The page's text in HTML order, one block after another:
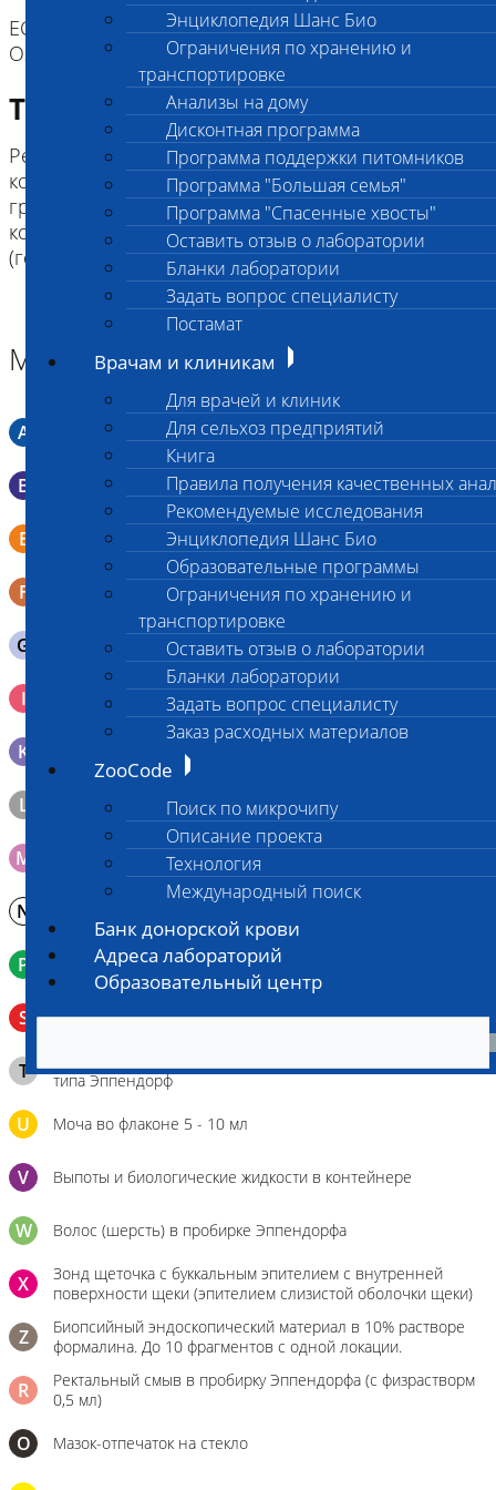
Энциклопедия Шанс Био
Ограничения по хранению и
транспортировке
Анализы на дому
Дисконтная программа
Программа поддержки питомников
Программа "Большая семья"
Программа "Спасенные хвосты"
Оставить отзыв о лаборатории
Бланки лаборатории
Задать вопрос специалисту
Постамат
Врачам и клиникам
Для врачей и клиник
Для сельхоз предприятий
Книга
Правила получения качественных
Рекомендуемые исследования
Энциклопедия Шанс Био
Образовательные программы
Ограничения по хранению и
транспортировке
Оставить отзыв о лаборатории
Бланки лаборатории
Задать вопрос специалисту
Заказ расходных материалов
ZooCode
Поиск по микрочипу
Описание проекта
Технология
Международный поиск
Банк донорской крови
Адреса лабораторий
Образовательный центр
ЕСЛИ ВЫ ДОСТАВЛЯЕТЕ ТОЛЬКО МАТЕРИАЛ,
ОЗНАКОМТЕСЬ С ИНСТРУКЦИЕЙ
Требование к биоматериалу
Результат теста – это определение генотипа,
которое позволяет разделить животных на три
группы: здоровые (гомозиготы по нормальной
копии гена), носители (гетерозиготы) и больные
(гомозиготы по мутации).
Материал
A Мазок в пробирку со средой Кери-Блера
B Мазок в пробирку со средой Эймса (Стюарта)
E
Смывы со слизистых в пробирку Эппендорфа (с
физраствором 0.5 мл)
F Кал в контейнере с ложечкой
G Содержимое желудка 10-30 мл
I
Кровь 2-3 мл. на фильтр-бумаге, высушенная для
генетических исследований
K Образец тканей в контейнере с 10% раствором формалина
L Материал берется только в лаборатории!
M Мазок на стекло
N
P Кровь в пробирку с К3ЭДТА (К2ЭДТА)
S
T
типа Эппендорф
U Моча во флаконе 5 - 10 мл
V Выпоты и биологические жидкости в контейнере
W Волос (шерсть) в пробирке Эппендорфа
X
Зонд щеточка с буккальным эпителием с внутренней
поверхности щеки (эпителием слизистой оболочки щеки)
Z
Биопсийный эндоскопический материал в 10% растворе
формалина. До 10 фрагментов с одной локации.
R
Ректальный смыв в пробирку Эппендорфа (с физрастворм
0,5 мл)
О Мазок-отпечаток на стекло